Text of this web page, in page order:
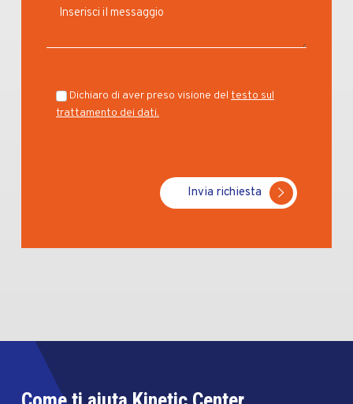
Dichiaro di aver preso visione del testo sul
trattamento dei dati.
Invia richiesta